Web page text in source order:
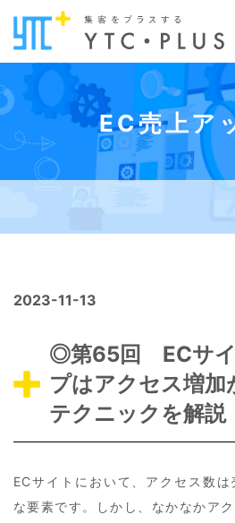
EC売上ア
2023-11-13
◎第65回 ECサイ
プはアクセス増加
テクニックを解説
ECサイトにおいて、アクセス数
な要素です。しかし、なかなかア